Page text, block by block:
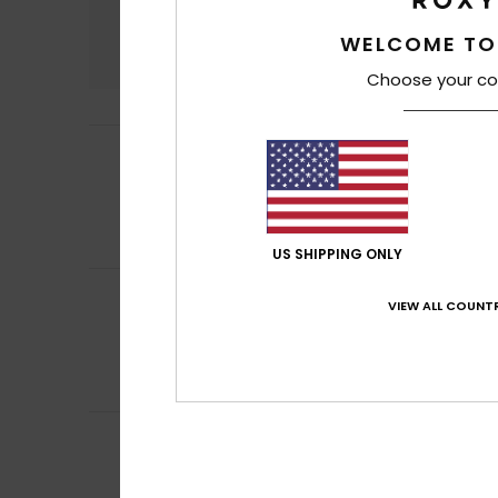
4.7
Patricia
Confortable et
Afficher original -
Confort
WELCOME
Choose your
US SHIPPING ONLY
VIEW ALL